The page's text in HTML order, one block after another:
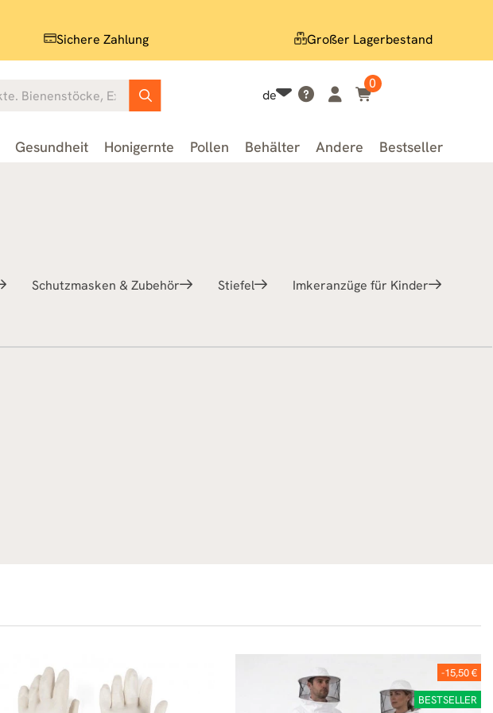
Sichere Zahlung Großer Lagerbestand
de
0
Gesundheit Honigernte Pollen Behälter Andere Bestseller
Schutzmasken & Zubehör Stiefel Imkeranzüge für Kinder
-15,50 €
BESTSELLER